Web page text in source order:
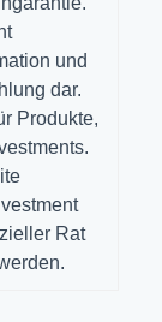
und
dar.
Produkte,
Rat